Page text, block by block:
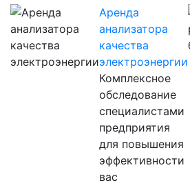
Аренда
анализатора
качества
электроэнергии
Комплексное
обследование
специалистами
предприятия
для повышения
эффективности
вас